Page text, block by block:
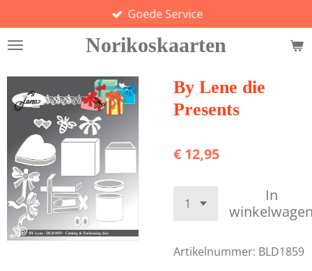
direct
naar
Norikoskaarten
Goede Service
By Lene die
Presents
€ 12,95
In
Artikelnummer: BLD1859